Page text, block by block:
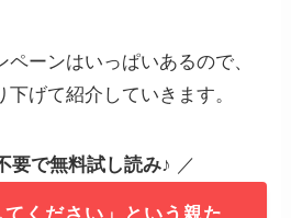
ーンはいっぱいあるので、
げて紹介していきます。
要で無料試し読み♪ ／
てください」という親た